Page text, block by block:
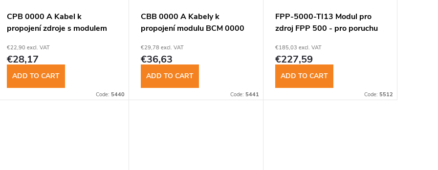
CPB 0000 A Kabel k
propojení zdroje s modulem
€22,90 excl. VAT
€28,17
ADD TO CART
Code: 5440
CBB 0000 A Kabely k
propojení modulu BCM 0000
€29,78 excl. VAT
€36,63
ADD TO CART
Code: 5441
FPP-5000-TI13 Modul pro
zdroj FPP 500 - pro poruchu
€185,03 excl. VAT
€227,59
ADD TO CART
Code: 5512